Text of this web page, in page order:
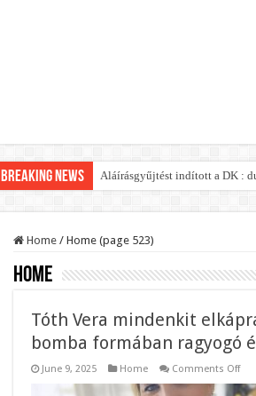
Breaking News Aláírásgyűjtést indított a DK :
Home / Home (page 523)
Home
Tóth Vera mindenkit
bomba formában ragyogó
June 9, 2025 Home Comments Offon